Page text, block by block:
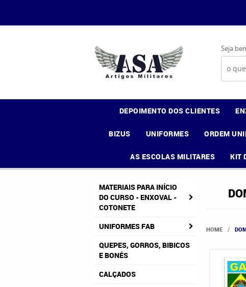
Seja
DEPOIMENTO DOS CLIENTES
BIZUS UNIFORMES ORDEM
AS ESCOLAS MILITARES KIT
MATERIAIS PARA INÍCIO
DO CURSO - ENXOVAL -
COTONETE
UNIFORMES FAB
QUEPES, GORROS, BIBICOS
E BONÉS
CALÇADOS
HOME